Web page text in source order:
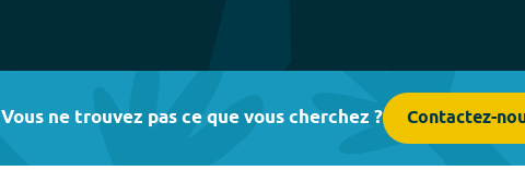
Vous ne trouvez pas ce que vous cherchez ? Contactez-